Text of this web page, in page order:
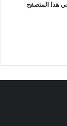
هذا المتصفح